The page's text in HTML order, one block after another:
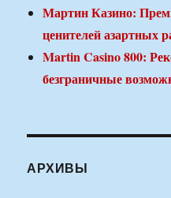
Мартин Казино:
ценителей азартных
Martin Casino 800:
безграничные
АРХИВЫ